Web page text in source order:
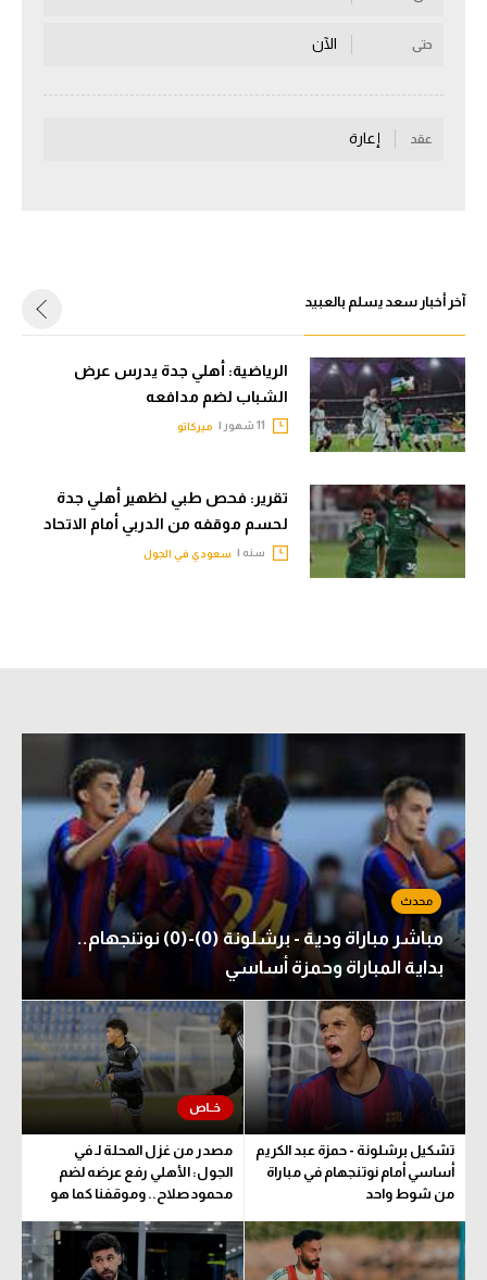
أمم إفريقيا
كرة السلة الأمريكية
كرة سلة
كرة يد
الوطن العربي
في المونديال
أقسام خاصة
Gamers
ميركاتو
تحقيق في الجول
تقرير في الجول
تحليل في الجول
حكايات في الجول
كويز في الجول
فيديو في الجول
حتى الآن
عقد إعارة
آخر أخبار سعد يسلم بالعبيد
الرياضية: أهلي جدة يدرس عرض
الشباب لضم مدافعه
ميركاتو
تقرير: فحص طبي لظهير أهلي جدة
لحسم موقفه من الدربي أمام الاتحاد
سنه | سعودي في الجول
مباشر مباراة ودية - برشلونة (0)-(0) نوتنجهام..
بداية المباراة وحمزة أساسي
تشكيل برشلونة - حمزة عبد الكريم
أساسي أمام نوتنجهام في مباراة
من شوط واحد
مصدر من غزل المحلة لـ في
الجول: الأهلي رفع عرضه لضم
محمود صلاح.. وموقفنا كما هو